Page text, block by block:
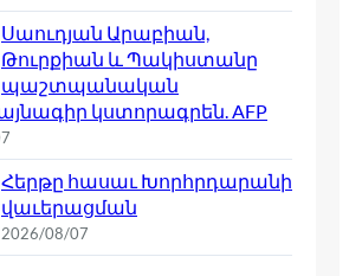
Սաուդյան Արաբիան,
Թուրքիան և Պակիստանը
պաշտպանական
կստորագրեն. AFP
Հերթը հասաւ Խորհրդարանի
վաւերացման
2026/08/07